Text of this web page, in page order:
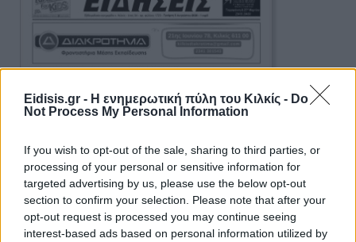
Eidisis.gr - Η ενημερωτική πύλη του Κιλκίς - Do
Not Process My Personal Information
If you wish to opt-out of the sale, sharing to third parties, or
processing of your personal or sensitive information for
targeted advertising by us, please use the below opt-out
section to confirm your selection. Please note that after your
opt-out request is processed you may continue seeing
interest-based ads based on personal information utilized by